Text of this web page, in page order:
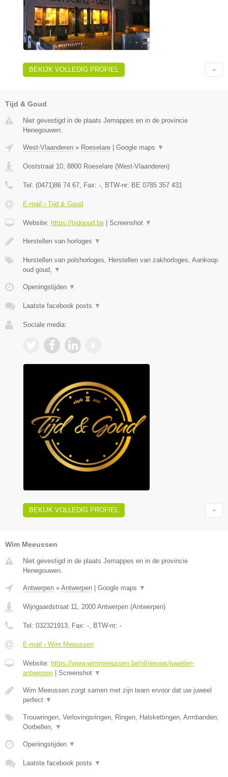
BEKIJK VOLLEDIG PROFIEL
Tijd & Goud
Niet gevestigd in de plaats Jemappes en in de provincie
Henegouwen.
West-Vlaanderen » Roeselare | Google maps ▼
Ooststraat 10 8800 Roeselare (West-Vlaanderen)
Tel: (0471)86 74 67 , Fax: - , BTW-nr: BE 0785 357 431
E-mail › Tijd & Goud
Website: https://tijdgoud.be | Screenshot ▼
Herstellen van horloges ▼
Herstellen van polshorloges, Herstellen van zakhorloges, Aankoop
oud goud,
▼
Openingstijden ▼
Laatste facebook posts ▼
Sociale media:
BEKIJK VOLLEDIG PROFIEL
Wim Meeussen
Niet gevestigd in de plaats Jemappes en in de provincie
Henegouwen.
Antwerpen » Antwerpen | Google maps ▼
Wijngaardstraat 11 2000 Antwerpen (Antwerpen)
Tel: 032321913 , Fax: - , BTW-nr: -
E-mail › Wim Meeussen
Website: https://www.wimmeeussen.be/nl/nieuws/juwelier-
antwerpen | Screenshot ▼
Wim Meeussen zorgt samen met zijn team ervoor dat uw juweel
perfect ▼
Trouwringen, Verlovingsringen, Ringen, Halskettingen, Armbanden,
Oorbellen,
▼
Openingstijden ▼
Laatste facebook posts ▼